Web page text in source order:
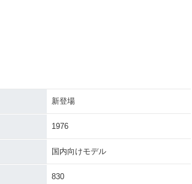
新登場
1976
国内向けモデル
830